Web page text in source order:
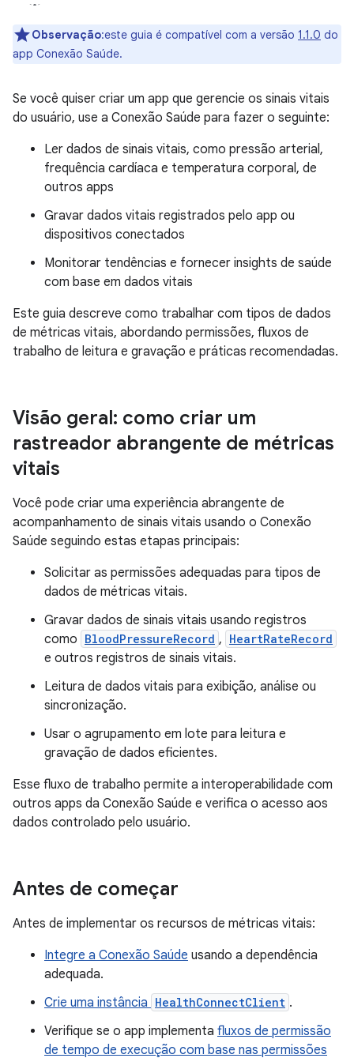
Observação:este guia é compatível com a versão 1.1.0 do
app Conexão Saúde.
Se você quiser criar um app que gerencie os sinais vitais
do usuário, use a Conexão Saúde para fazer o seguinte:
Ler dados de sinais vitais, como pressão arterial,
frequência cardíaca e temperatura corporal, de
outros apps
Gravar dados vitais registrados pelo app ou
dispositivos conectados
Monitorar tendências e fornecer insights de saúde
com base em dados vitais
Este guia descreve como trabalhar com tipos de dados
de métricas vitais, abordando permissões, fluxos de
trabalho de leitura e gravação e práticas recomendadas.
Visão geral: como criar um
rastreador abrangente de métricas
vitais
Você pode criar uma experiência abrangente de
acompanhamento de sinais vitais usando o Conexão
Saúde seguindo estas etapas principais:
Solicitar as permissões adequadas para tipos de
dados de métricas vitais.
Gravar dados de sinais vitais usando registros
como BloodPressureRecord , HeartRateRecord
e outros registros de sinais vitais.
Leitura de dados vitais para exibição, análise ou
sincronização.
Usar o agrupamento em lote para leitura e
gravação de dados eficientes.
Esse fluxo de trabalho permite a interoperabilidade com
outros apps da Conexão Saúde e verifica o acesso aos
dados controlado pelo usuário.
Antes de começar
Antes de implementar os recursos de métricas vitais:
Integre a Conexão Saúde usando a dependência
adequada.
Crie uma instância HealthConnectClient .
Verifique se o app implementa fluxos de permissão
de tempo de execução com base nas permissões